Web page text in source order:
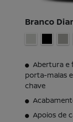
Branco
Abertura e
porta-malas
chave
Apoios de